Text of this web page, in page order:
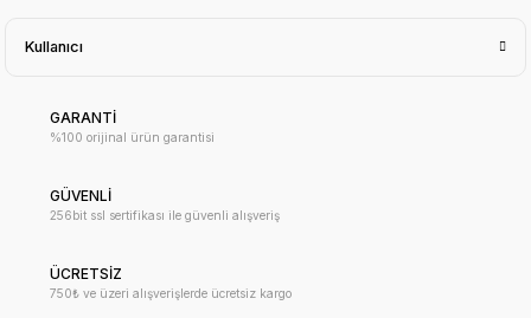
Kullanıcı
GARANTİ
%100 orijinal ürün garantisi
GÜVENLİ
256bit ssl sertifikası ile güvenli alışveriş
ÜCRETSİZ
750₺ ve üzeri alışverişlerde ücretsiz kargo